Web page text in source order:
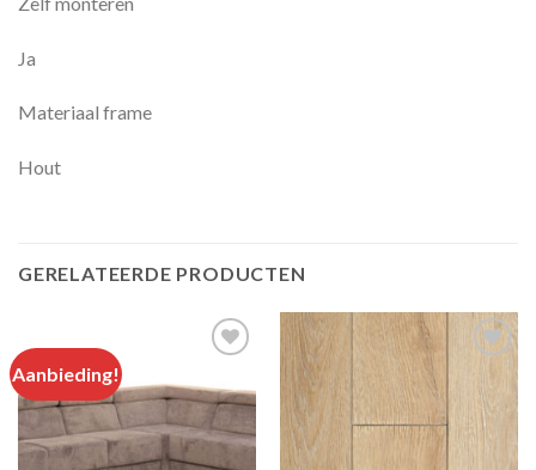
Ja
Materiaal frame
Hout
GERELATEERDE PRODUCTEN
Aanbieding!
wishlist
Add to
wishlist